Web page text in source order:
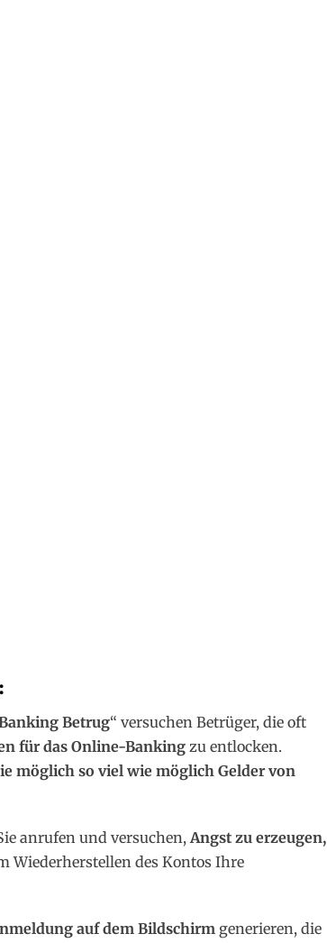
Betrug“ versuchen Betrüger, die oft
für das Online-Banking zu entlocken.
möglich so viel wie möglich Gelder von
anrufen und versuchen,Angst zu erzeugen,
Wiederherstellen des Kontos Ihre
auf dem Bildschirm generieren, die